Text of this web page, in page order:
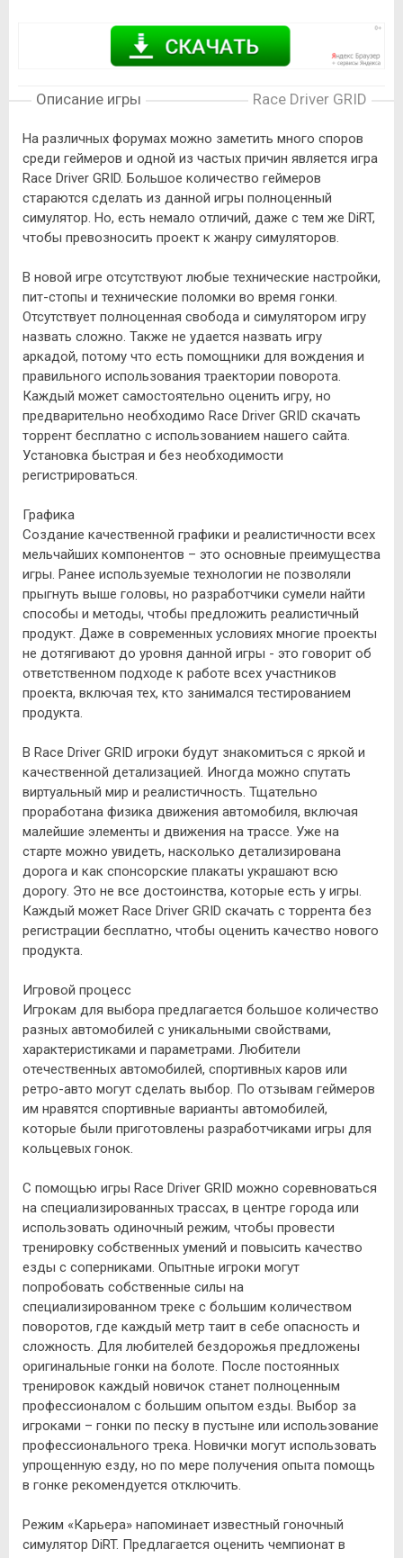
Описание игры Race Driver GRID
На различных форумах можно заметить много споров
среди геймеров и одной из частых причин является игра
Race Driver GRID. Большое количество геймеров
стараются сделать из данной игры полноценный
симулятор. Но, есть немало отличий, даже с тем же DiRT,
чтобы превозносить проект к жанру симуляторов.
В новой игре отсутствуют любые технические настройки,
пит-стопы и технические поломки во время гонки.
Отсутствует полноценная свобода и симулятором игру
назвать сложно. Также не удается назвать игру
аркадой, потому что есть помощники для вождения и
правильного использования траектории поворота.
Каждый может самостоятельно оценить игру, но
предварительно необходимо Race Driver GRID скачать
торрент бесплатно с использованием нашего сайта.
Установка быстрая и без необходимости
регистрироваться.
Графика
Создание качественной графики и реалистичности всех
мельчайших компонентов – это основные преимущества
игры. Ранее используемые технологии не позволяли
прыгнуть выше головы, но разработчики сумели найти
способы и методы, чтобы предложить реалистичный
продукт. Даже в современных условиях многие проекты
не дотягивают до уровня данной игры - это говорит об
ответственном подходе к работе всех участников
проекта, включая тех, кто занимался тестированием
продукта.
В Race Driver GRID игроки будут знакомиться с яркой и
качественной детализацией. Иногда можно спутать
виртуальный мир и реалистичность. Тщательно
проработана физика движения автомобиля, включая
малейшие элементы и движения на трассе. Уже на
старте можно увидеть, насколько детализирована
дорога и как спонсорские плакаты украшают всю
дорогу. Это не все достоинства, которые есть у игры.
Каждый может Race Driver GRID скачать с торрента без
регистрации бесплатно, чтобы оценить качество нового
продукта.
Игровой процесс
Игрокам для выбора предлагается большое количество
разных автомобилей с уникальными свойствами,
характеристиками и параметрами. Любители
отечественных автомобилей, спортивных каров или
ретро-авто могут сделать выбор. По отзывам геймеров
им нравятся спортивные варианты автомобилей,
которые были приготовлены разработчиками игры для
кольцевых гонок.
С помощью игры Race Driver GRID можно соревноваться
на специализированных трассах, в центре города или
использовать одиночный режим, чтобы провести
тренировку собственных умений и повысить качество
езды с соперниками. Опытные игроки могут
попробовать собственные силы на
специализированном треке с большим количеством
поворотов, где каждый метр таит в себе опасность и
сложность. Для любителей бездорожья предложены
оригинальные гонки на болоте. После постоянных
тренировок каждый новичок станет полноценным
профессионалом с большим опытом езды. Выбор за
игроками – гонки по песку в пустыне или использование
профессионального трека. Новички могут использовать
упрощенную езду, но по мере получения опыта помощь
в гонке рекомендуется отключить.
Режим «Карьера» напоминает известный гоночный
симулятор DiRT. Предлагается оценить чемпионат в